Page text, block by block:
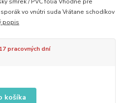
smrek / PVC fólia Vhodné pre
vo vnútri suda Vrátane schodíkov
popis
pracovných dní
košíka